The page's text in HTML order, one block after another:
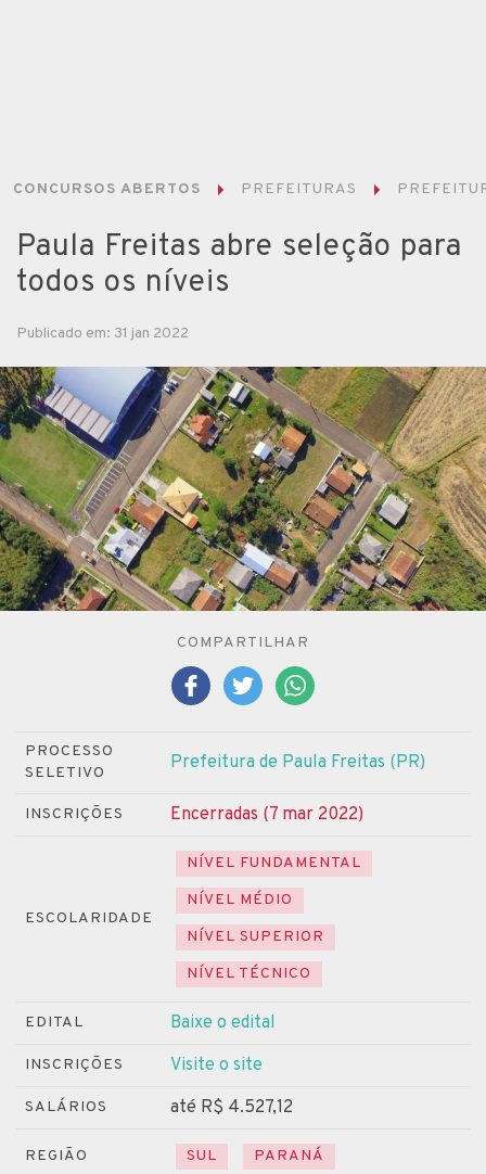
CONCURSOS ABERTOS PREFEITURAS
Paula Freitas abre seleção para
todos os níveis
Publicado em: 31 jan 2022
COMPARTILHAR
PROCESSO
SELETIVO
Prefeitura de Paula Freitas (PR)
INSCRIÇÕES Encerradas (7 mar 2022)
ESCOLARIDADE
NÍVEL FUNDAMENTAL
NÍVEL MÉDIO
NÍVEL SUPERIOR
NÍVEL TÉCNICO
EDITAL Baixe o edital
INSCRIÇÕES Visite o site
SALÁRIOS até R$ 4.527,12
REGIÃO SUL PARANÁ